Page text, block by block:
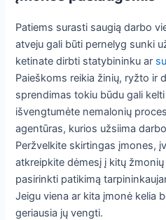
Patiems surasti saugią darbo
atveju gali būti pernelyg sunki
ketinate dirbti statybininku ar
Paieškoms reikia žinių, ryžto ir
sprendimas tokiu būdu gali
išvengtumėte nemalonių
agentūras, kurios užsiima
Peržvelkite skirtingas įmones,
atkreipkite dėmesį į kitų
pasirinkti patikimą
Jeigu viena ar kita įmonė kelia
geriausia jų vengti.